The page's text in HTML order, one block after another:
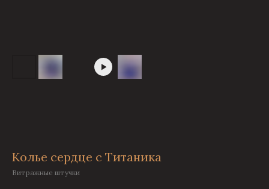
Колье сердце с Титаника
Витражные штучки